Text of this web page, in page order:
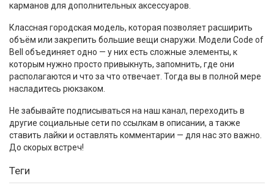
карманов для дополнительных аксессуаров.
Классная городская модель, которая позволяет расширить
объём или закрепить большие вещи снаружи. Модели Code of
Bell объединяет одно — у них есть сложные элементы, к
которым нужно просто привыкнуть, запомнить, где они
располагаются и что за что отвечает. Тогда вы в полной мере
насладитесь рюкзаком.
Не забывайте подписываться на наш канал, переходить в
другие социальные сети по ссылкам в описании, а также
ставить лайки и оставлять комментарии — для нас это важно.
До скорых встреч!
Теги